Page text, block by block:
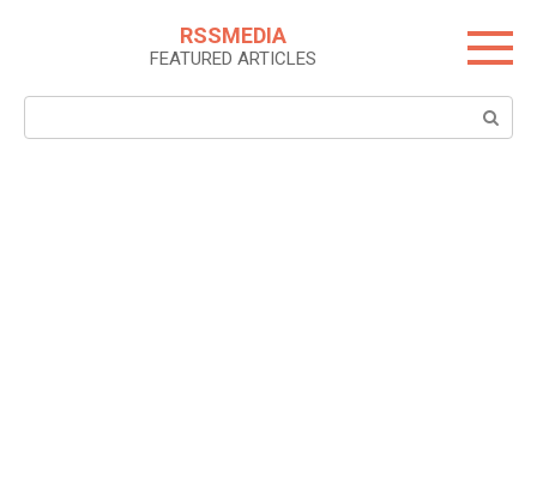
RSSMEDIA
FEATURED ARTICLES
Search: